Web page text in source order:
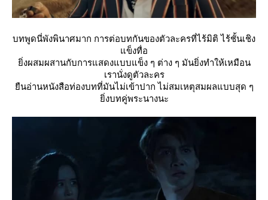
บทพูดนี่พังพินาศมาก การต่อบทกันของตัวละครที่ไร้มิติ ไร้ชั้นเชิง
ข็งทื่อ
ิ่งผสมผสานกับการแสดงแบบแข็ง ๆ ต่าง ๆ มันยิ่งทำให้เหมือน
เรานั่งดูตัวละคร
ืนอ่านหนังสือท่องบทที่มันไม่เข้าปาก ไม่สมเหตุสมผลแบบสุด ๆ
ิ่งบทคู่พระนางนะ